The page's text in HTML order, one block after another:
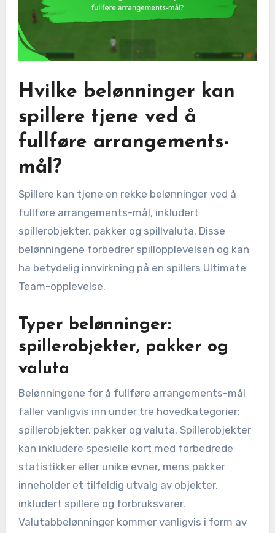
Hvilke belønninger kan
spillere tjene ved å
fullføre arrangements-
mål?
Spillere kan tjene en rekke belønninger ved å
fullføre arrangements-mål, inkludert
spillerobjekter, pakker og spillvaluta. Disse
belønningene forbedrer spillopplevelsen og kan
ha betydelig innvirkning på en spillers Ultimate
Team-opplevelse.
Typer belønninger:
spillerobjekter, pakker og
valuta
Belønningene for å fullføre arrangements-mål
faller vanligvis inn under tre hovedkategorier:
spillerobjekter, pakker og valuta. Spillerobjekter
kan inkludere spesielle kort med forbedrede
statistikker eller unike evner, mens pakker
inneholder et tilfeldig utvalg av objekter,
inkludert spillere og forbruksvarer.
Valutabbelønninger kommer vanligvis i form av